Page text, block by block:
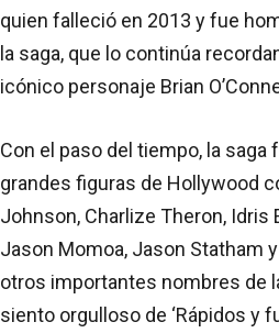
quien falleció en 2013 y fue
la saga, que lo continúa
icónico personaje Brian
Con el paso del tiempo, la saga
grandes figuras de Hollywood
Johnson, Charlize Theron, Idris
Jason Momoa, Jason Statham
otros importantes nombres de
siento orgulloso de ‘Rápidos y